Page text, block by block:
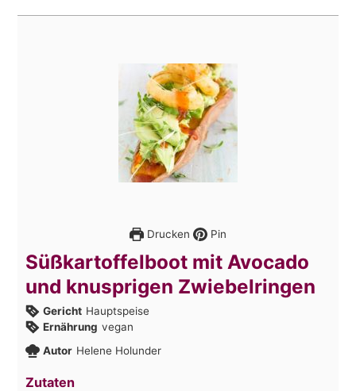
Drucken Pin
Süßkartoffelboot mit Avocado
und knusprigen Zwiebelringen
Gericht Hauptspeise
Ernährung vegan
Autor Helene Holunder
Zutaten